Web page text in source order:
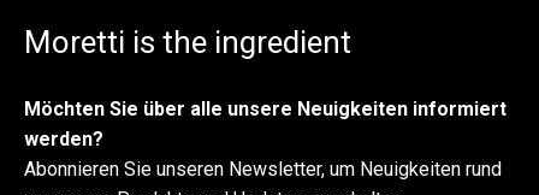
Moretti is the ingredient
Möchten Sie über alle unsere Neuigkeiten informiert
werden?
Abonnieren Sie unseren Newsletter, um Neuigkeiten rund